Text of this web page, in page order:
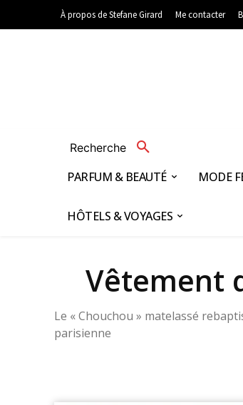
À propos de Stefane Girard Me contacter
Recherche
PARFUM & BEAUTÉ MODE
HÔTELS & VOYAGES
Vêtement
Le « Chouchou » matelassé
parisienne